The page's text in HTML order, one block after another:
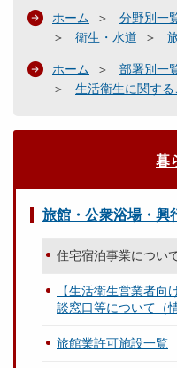
ホーム 分野別一
衛生・水道
ホーム 部署別一
生活衛生に関する
暮
旅館・公衆浴場・興
住宅宿泊事業につい
【生活衛生営業者
談窓口等について（
旅館業許可施設一覧